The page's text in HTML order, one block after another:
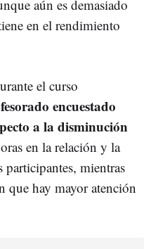
aún es demasiado
en el rendimiento
el curso
encuestado
a la disminución
en la relación y la
mientras
hay mayor atención